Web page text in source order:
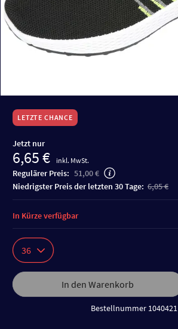
LETZTE CHANCE
Jetzt nur
6,65 € inkl. MwSt.
Regulärer Preis: 51,00 €
niedrigster Preis der letzten 30 Tage: 6,05 €
36
In den Warenkorb
Bestellnummer 1040421
In Kürze verfügbar